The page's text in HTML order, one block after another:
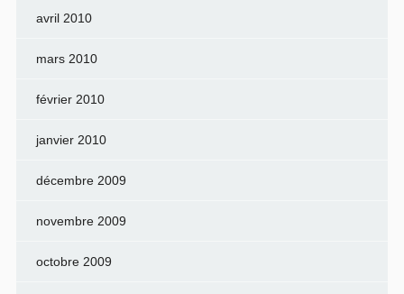
avril 2010
mars 2010
février 2010
janvier 2010
décembre 2009
novembre 2009
octobre 2009